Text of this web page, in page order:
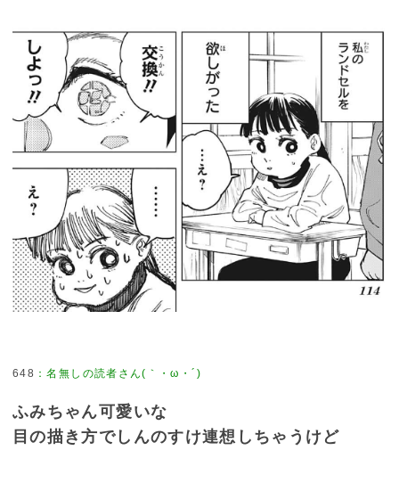
648 ：名無しの読者さん(｀・ω・´)
ふみちゃん可愛いな
目の描き方でしんのすけ連想しちゃうけど